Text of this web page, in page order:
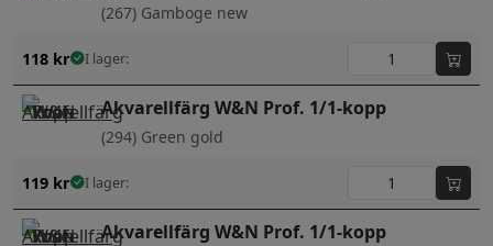
(267) Gamboge new
118 kr I lager:
Akvarellfärg W&N Prof. 1/1-kopp
(294) Green gold
119 kr I lager:
Akvarellfärg W&N Prof. 1/1-kopp